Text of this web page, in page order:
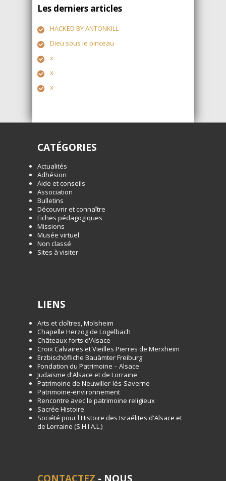
Les derniers articles
HACKED BY ANTONKILL
Dieu sous le pinceau
x
x
x
CATÉGORIES
Actualités
Adhésion
Aide et conseils
Association
Bulletins
Découvrir et connaître
Fiches pédagogiques
Missions
Musée virtuel
Non classé
Sites à visiter
LIENS
Arts et cloîtres, Molsheim
Chapelle Herzog de Logelbach
Châteaux forts d'Alsace
Croix Calvaires et Vieilles Pierres de Merxheim
Erzbischöfliche Bauämter Freiburg
Fondation du Patrimoine – Alsace
Judaïsme d'Alsace et de Lorraine
Patrimoine de Neuwiller-lès-Saverne
Patrimoine-environnement
Rencontre avec le patrimoine religieux
Sacrée Histoire
Société pour l'Histoire des Israélites d'Alsace et
de Lorraine (S.H.I.A.L.)